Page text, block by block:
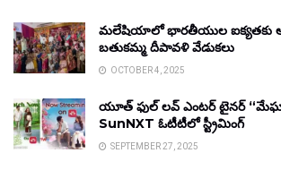
మలేషియాలో భారతీయుల ఐక్యతకు
బతుకమ్మ దీపావళి వేడుకలు
OCTOBER 4, 2025
యూత్ ఫుల్ లవ్ ఎంటర్ టైనర్
SunNXT ఓటీటీలో స్ట్రీమింగ్
SEPTEMBER 27, 2025